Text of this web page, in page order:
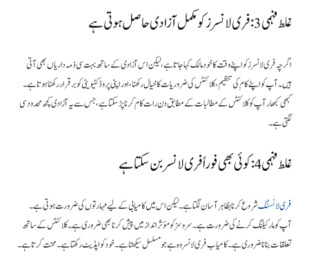
غلط فہمی 3: فری لانسرز کو مکمل آزادی حاصل ہوتی ہے
اگرچہ فری لانسرز کو اپنے وقت کا خود مالک کہا جاتا ہے، لیکن اس آزادی کے ساتھ بہت سی ذمہ داریاں بھی آتی
ہیں۔ آپ کو اپنے کام کی تنظیم، کلائنٹس کی ضروریات کا خیال رکھنا، اور اپنی پروڈکٹیویٹی کو برقرار رکھنا ہوتا ہے۔
کبھی کبھار آپ کو کلائنٹس کے مطالبات کے مطابق دن رات کام کرنا پڑ سکتا ہے، جس سے یہ آزادی کچھ محدود سی
لگتی ہے۔
غلط فہمی 4: کوئی بھی فوراً فری لانسر بن سکتا ہے
فری لانسنگشروع کرنا بظاہر آسان لگتا ہے۔ لیکن اس میں کامیابی کے لیے مہارتوں کی ضرورت ہوتی ہے۔
آپ کو مارکیٹنگ کرنے کی ضرورت ہے۔ سروسز کو مؤثر انداز میں پیش کرنا بھی ضروری ہے۔ کلائنٹس کے ساتھ
تعلقات بنانا ضروری ہے۔ کامیاب فری لانسر وہ ہے جو مسلسل سیکھتا ہے۔ خود کو اپڈیٹ رکھتا ہے۔ محنت کرتا ہے۔